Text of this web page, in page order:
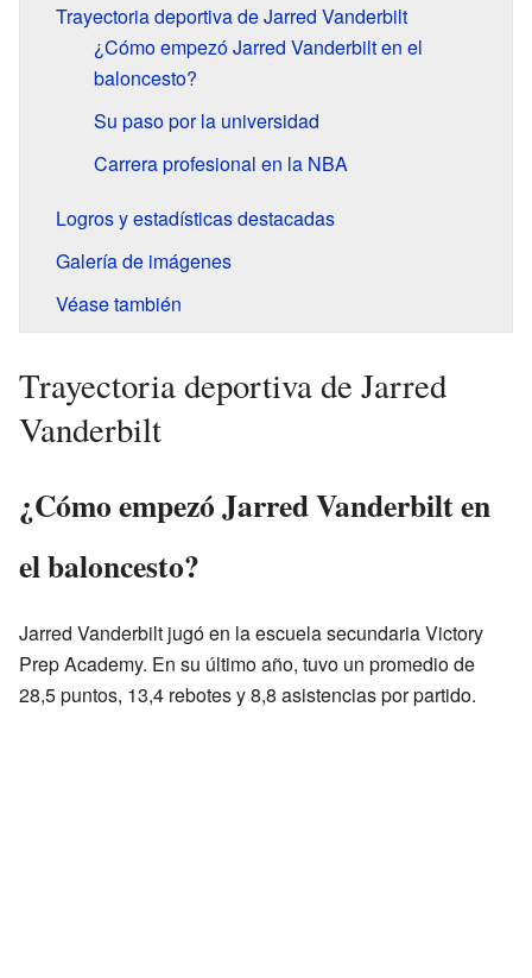
Trayectoria deportiva de Jarred Vanderbilt
¿Cómo empezó Jarred Vanderbilt en el
baloncesto?
Su paso por la universidad
Carrera profesional en la NBA
Logros y estadísticas destacadas
Galería de imágenes
Véase también
Trayectoria deportiva de Jarred
Vanderbilt
¿Cómo empezó Jarred Vanderbilt en
el baloncesto?
Jarred Vanderbilt jugó en la escuela secundaria Victory
Prep Academy. En su último año, tuvo un promedio de
28,5 puntos, 13,4 rebotes y 8,8 asistencias por partido.